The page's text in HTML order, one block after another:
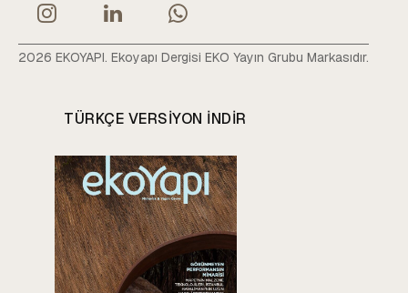
2026 EKOYAPI. Ekoyapı Dergisi EKO Yayın Grubu Markasıdır.
TÜRKÇE VERSIYON INDIR